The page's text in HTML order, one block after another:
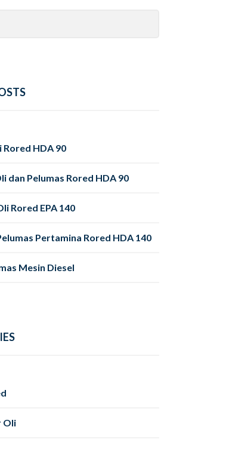
Rored HDA 90
dan Pelumas Rored HDA 90
Rored EPA 140
Pertamina Rored HDA 140
Mesin Diesel
Oli